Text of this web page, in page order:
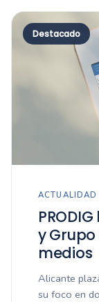
Destacado
y
medios
Alicante
su foco en